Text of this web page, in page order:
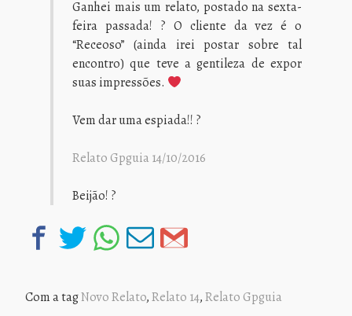
Ganhei mais um relato, postado na sexta-
feira passada! ? O cliente da vez é o
“Receoso” (ainda irei postar sobre tal
encontro) que teve a gentileza de expor
suas impressões.
Vem dar uma espiada!! ?
Relato Gpguia 14/10/2016
Beijão! ?
Com a tagNovo Relato,Relato 14,Relato Gpguia